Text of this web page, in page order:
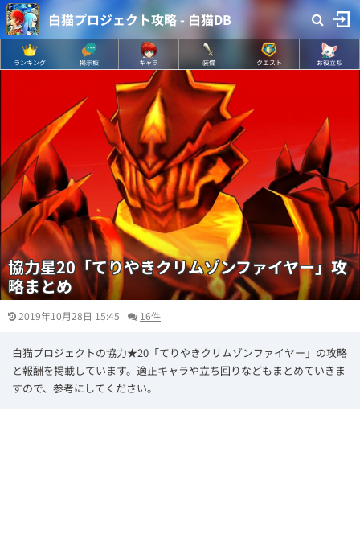
白猫プロジェクト攻略 - 白猫DB
ランキング 掲示板 キャラ 装備 クエスト お役立ち
協力星20「てりやきクリムゾンファイヤー」攻
略まとめ
2019年10月28日 15:45 16件
白猫プロジェクトの協力★20「てりやきクリムゾンファイヤー」の攻略
と報酬を掲載しています。適正キャラや立ち回りなどもまとめていきま
すので、参考にしてください。